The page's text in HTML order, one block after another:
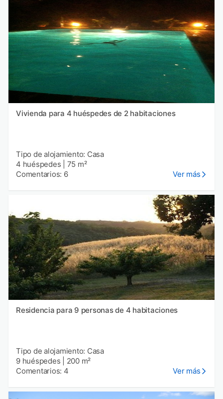
Vivienda para 4 huéspedes de 2 habitaciones
Tipo de alojamiento: Casa
4 huéspedes
75 m²
Comentarios: 6
Ver más
Residencia para 9 personas de 4 habitaciones
Tipo de alojamiento: Casa
9 huéspedes
200 m²
Comentarios: 4
Ver más